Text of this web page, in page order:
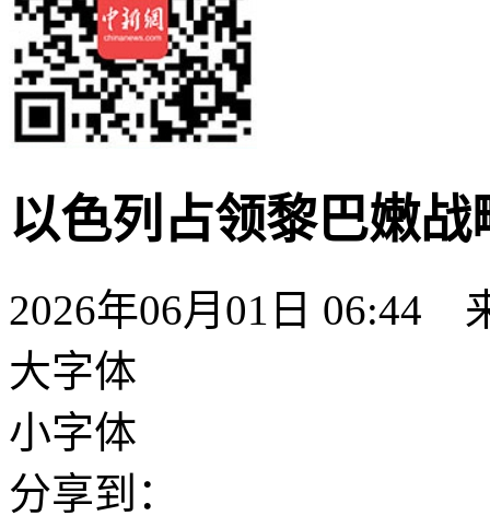
以色列占领黎巴嫩
2026年06月01日 06:44
大字体
小字体
分享到：